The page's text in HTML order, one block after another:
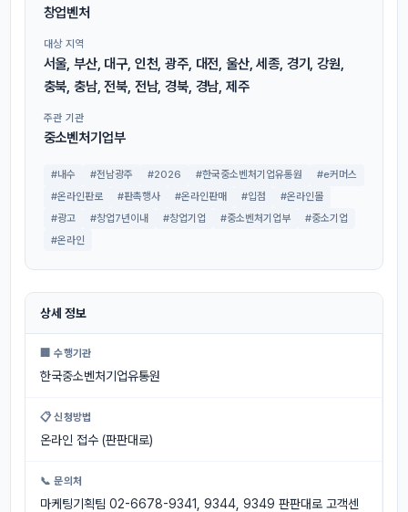
창업벤처
대상 지역
서울, 부산, 대구, 인천, 광주, 대전, 울산, 세종, 경기, 강원,
충북, 충남, 전북, 전남, 경북, 경남, 제주
주관 기관
중소벤처기업부
#내수 #전남광주 #2026 #한국중소벤처기업유통원
#e커머스
#온라인판로
#판촉행사 #온라인판매 #입점
#온라인몰
#광고
#창업7년이내 #창업기업 #중소벤처기업부
#중소기업
#온라인
상세 정보
🏢 수행기관
한국중소벤처기업유통원
📋 신청방법
온라인 접수 (판판대로)
📞 문의처
마케팅기획팀 02-6678-9341, 9344, 9349 판판대로 고객센